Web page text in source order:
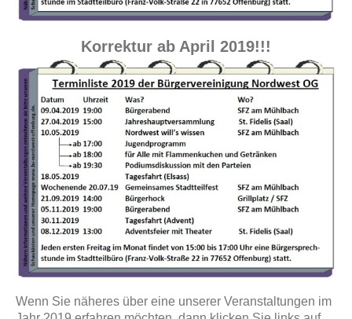
Korrektur ab April 2019!!!
Wenn Sie näheres über eine unserer Veranstaltungen im